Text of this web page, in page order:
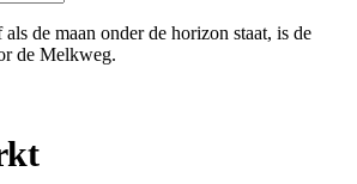
de maan onder de horizon staat, is de
de Melkweg.